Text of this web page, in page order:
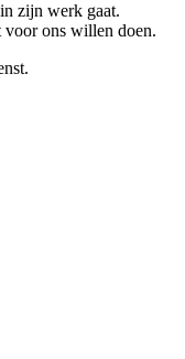
zijn werk gaat.
ons willen doen.